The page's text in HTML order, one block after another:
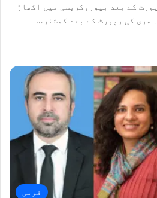
کے بعد بیوروکریسی میں اکھاڑ
مری کی رپورٹ کے بعد کمشنر…
قومی